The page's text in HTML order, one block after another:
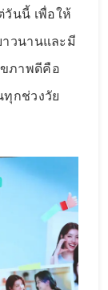
นนี้ เพื่อให้
วนานและมี
ภาพดีคือ
กช่วงวัย